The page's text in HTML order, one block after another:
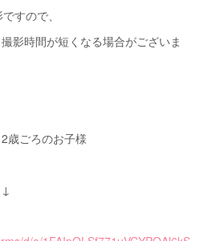
すので、
影時間が短くなる場合がございま
歳ごろのお子様